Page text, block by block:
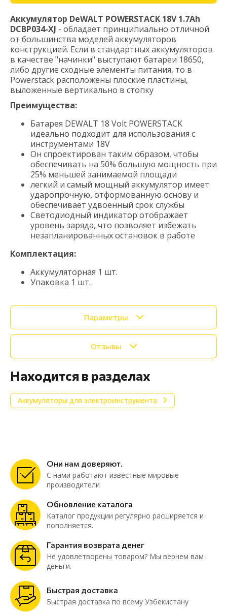
Аккумулятор DeWALT POWERSTACK 18V 1.7Ah
DCBP034-XJ - обладает принципиально отличной
от большинства моделей аккумуляторов
конструкцией. Если в стандартных аккумуляторов
в качестве "начинки" выступают батареи 18650,
либо другие сходные элементы питания, то в
Powerstack расположены плоские пластины,
выложенные вертикально в стопку
Преимущества:
Батарея DEWALT 18 Volt POWERSTACK
идеально подходит для использования с
инструментами 18V
Он спроектирован таким образом, чтобы
обеспечивать на 50% большую мощность при
25% меньшей занимаемой площади
легкий и самый мощный аккумулятор имеет
ударопрочную, отформованную основу и
обеспечивает удвоенный срок службы
Светодиодный индикатор отображает
уровень заряда, что позволяет избежать
незапланированных остановок в работе
Комплектация:
Аккумуляторная 1 шт.
Упаковка 1 шт.
Параметры
Отзывы
Находится в разделах
Аккумуляторы для электроинструмента
Они нам доверяют.
С нами работают известные мировые
производители
Обновление каталога
Каталог продукции регулярно расширяется и
пополняется.
Гарантия возврата денег
Не удовлетворены товаром? Мы вернем вам
деньги.
Быстрая доставка
Быстрая доставка по всему Узбекистану